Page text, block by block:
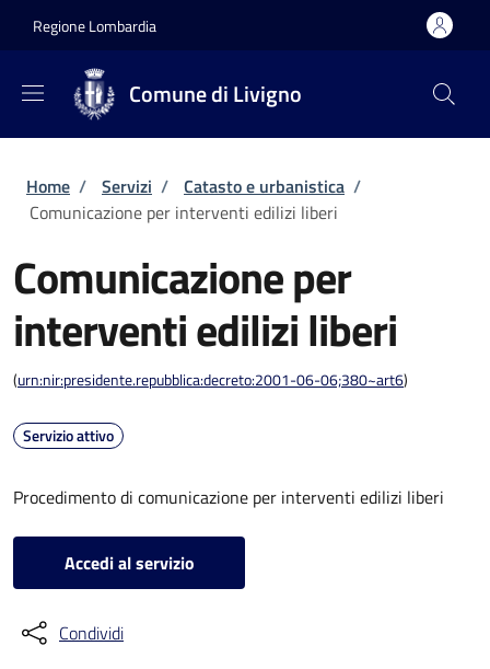
Regione Lombardia
Comune di Livigno
Briciole di pane
Home / Servizi / Catasto e urbanistica /
Comunicazione per interventi edilizi liberi
Comunicazione per
interventi edilizi liberi
(urn:nir:presidente.repubblica:decreto:2001-06-06;380~art6)
Servizio attivo
Procedimento di comunicazione per interventi edilizi liberi
Accedi al servizio
Condividi